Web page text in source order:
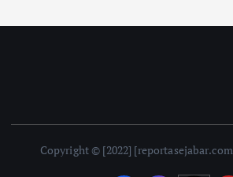
Copyright © [2022]